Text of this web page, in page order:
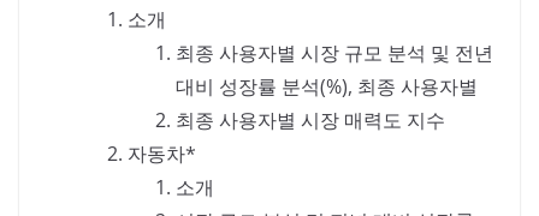
소개
최종 사용자별 시장 규모 분석 및 전년
대비 성장률 분석(%), 최종 사용자별
최종 사용자별 시장 매력도 지수
자동차*
소개